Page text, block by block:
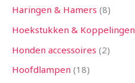
Haringen & Hamers 8
Hoekstukken & Koppelingen
Honden accessoires 2
Hoofdlampen 18